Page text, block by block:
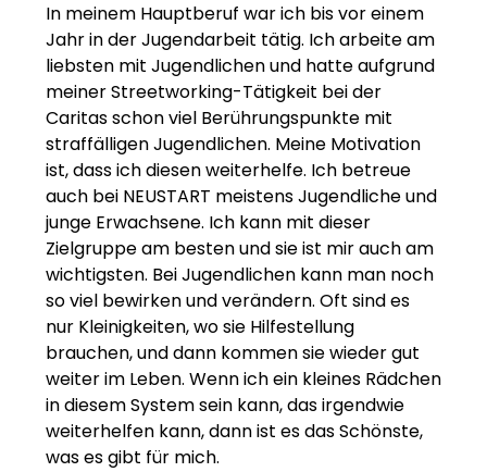
In meinem Hauptberuf war ich bis vor einem
Jahr in der Jugendarbeit tätig. Ich arbeite am
liebsten mit Jugendlichen und hatte aufgrund
meiner Streetworking-Tätigkeit bei der
Caritas schon viel Berührungspunkte mit
straffälligen Jugendlichen. Meine Motivation
ist, dass ich diesen weiterhelfe. Ich betreue
auch bei NEUSTART meistens Jugendliche und
junge Erwachsene. Ich kann mit dieser
Zielgruppe am besten und sie ist mir auch am
wichtigsten. Bei Jugendlichen kann man noch
so viel bewirken und verändern. Oft sind es
nur Kleinigkeiten, wo sie Hilfestellung
brauchen, und dann kommen sie wieder gut
weiter im Leben. Wenn ich ein kleines Rädchen
in diesem System sein kann, das irgendwie
weiterhelfen kann, dann ist es das Schönste,
was es gibt für mich.